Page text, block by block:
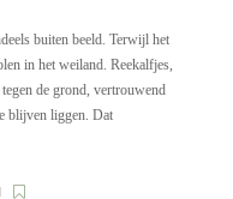
buiten beeld. Terwijl het
in het weiland. Reekalfjes,
de grond, vertrouwend
blijven liggen. Dat